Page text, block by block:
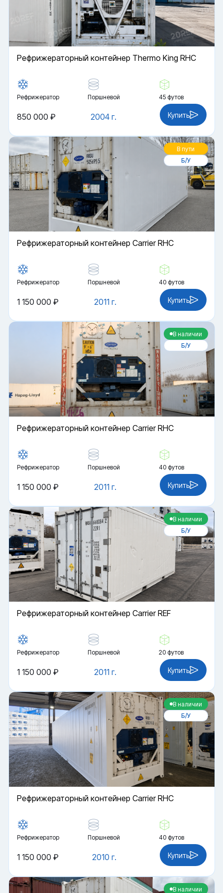
Рефрижераторный контейнер Thermo King RHC
Рефрижератор Поршневой 45 футов
2004 г.
850 000 ₽ Купить
В пути
Б/У
Рефрижераторный контейнер Carrier RHC
Рефрижератор Поршневой 40 футов
2011 г.
1 150 000 ₽ Купить
В наличии
Б/У
Рефрижераторный контейнер Carrier RHC
Рефрижератор Поршневой 40 футов
2011 г.
1 150 000 ₽ Купить
В наличии
Б/У
Рефрижераторный контейнер Carrier REF
Рефрижератор Поршневой 20 футов
2011 г.
1 150 000 ₽ Купить
В наличии
Б/У
Рефрижераторный контейнер Carrier RHC
Рефрижератор Поршневой 40 футов
2010 г.
1 150 000 ₽ Купить
В наличии